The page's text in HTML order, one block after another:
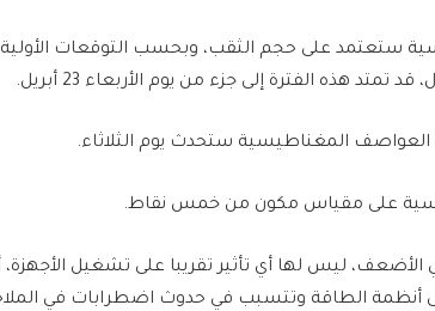
ستعتمد على حجم الثقب، وبحسب التوقعات
المغناطيسية ستحدث يوم الثلاثاء.
على مقياس مكون من خمس نقاط.
الطاقة وتتسبب في حدوث اضطرابات في الملاحة